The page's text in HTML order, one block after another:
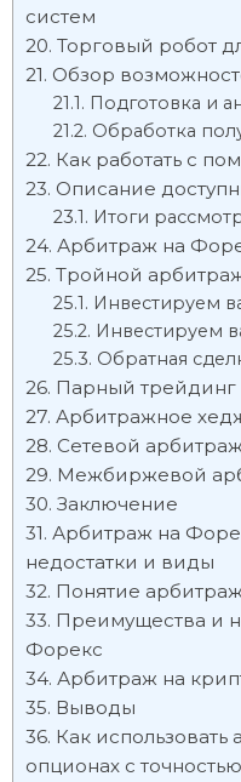
систем
Торговый робот
Обзор
Подготовка и
Обработка
Как работать с
Описание
Итоги
Арбитраж на
Тройной
Инвестируем
Инвестируем
Обратная
Парный трейдинг
Арбитражное
Сетевой арбитраж
Межбиржевой
Заключение
Арбитраж на
недостатки и виды
Понятие
Преимущества и
Форекс
Арбитраж на
Выводы
Как
опционах с